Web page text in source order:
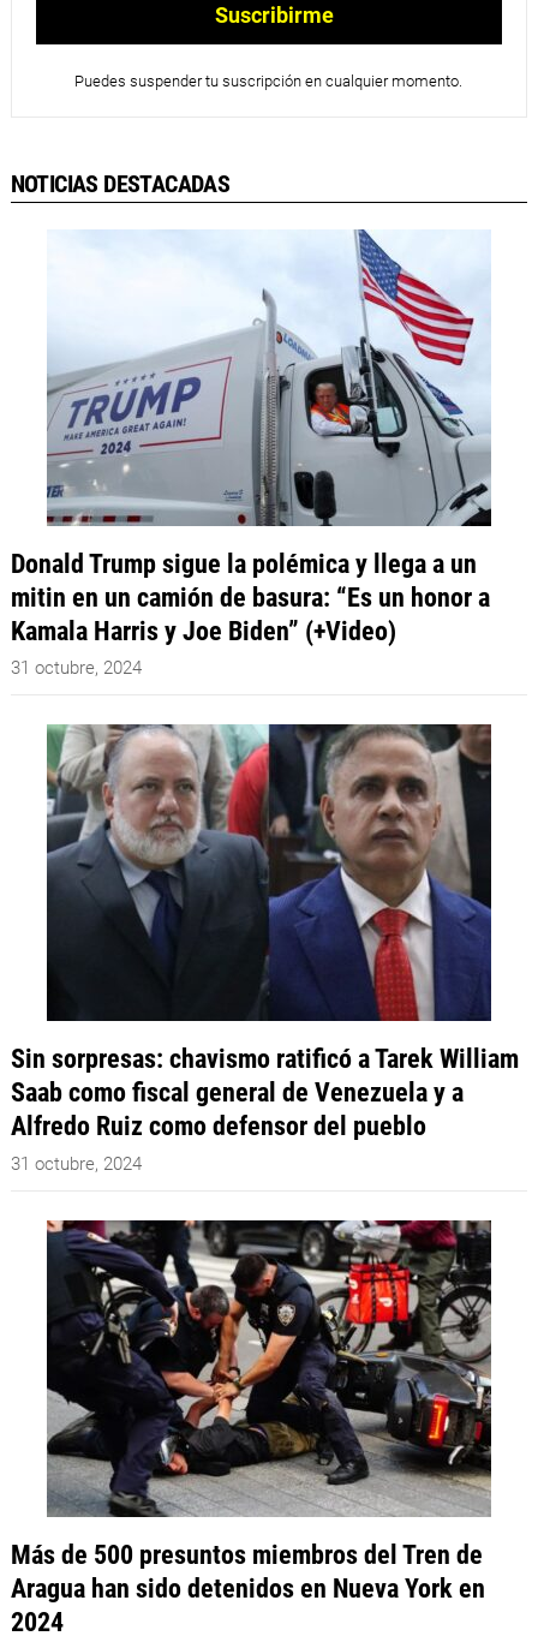
Puedes suspender tu suscripción en cualquier momento.
NOTICIAS DESTACADAS
Donald Trump sigue la polémica y llega a un
mitin en un camión de basura: “Es un honor a
Kamala Harris y Joe Biden” (+Video)
31 octubre, 2024
Sin sorpresas: chavismo ratificó a Tarek William
Saab como fiscal general de Venezuela y a
Alfredo Ruiz como defensor del pueblo
31 octubre, 2024
Más de 500 presuntos miembros del Tren de
Aragua han sido detenidos en Nueva York en
2024